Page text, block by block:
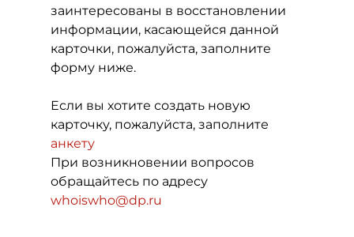
заинтересованы в восстановлении
информации, касающейся данной
карточки, пожалуйста, заполните
форму ниже.
Если вы хотите создать новую
карточку, пожалуйста, заполните
анкету
При возникновении вопросов
обращайтесь по адресу
whoiswho@dp.ru